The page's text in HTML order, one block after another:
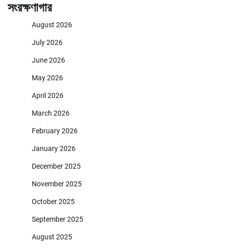
সংরক্ষণাগার
August 2026
July 2026
June 2026
May 2026
April 2026
March 2026
February 2026
January 2026
December 2025
November 2025
October 2025
September 2025
August 2025